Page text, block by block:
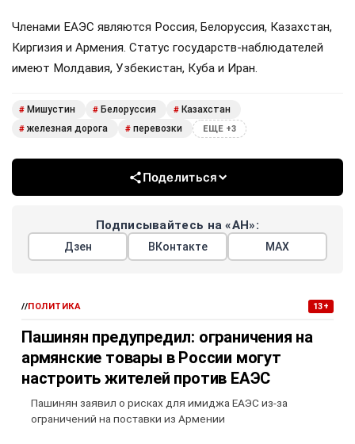
Членами ЕАЭС являются Россия, Белоруссия, Казахстан,
Киргизия и Армения. Статус государств-наблюдателей
имеют Молдавия, Узбекистан, Куба и Иран.
# Мишустин # Белоруссия # Казахстан
# железная дорога # перевозки ЕЩЕ +3
Поделиться
Подписывайтесь на «АН»:
Дзен ВКонтакте МАХ
//ПОЛИТИКА 13+
Пашинян предупредил: ограничения на
армянские товары в России могут
настроить жителей против ЕАЭС
Пашинян заявил о рисках для имиджа ЕАЭС из-за
ограничений на поставки из Армении